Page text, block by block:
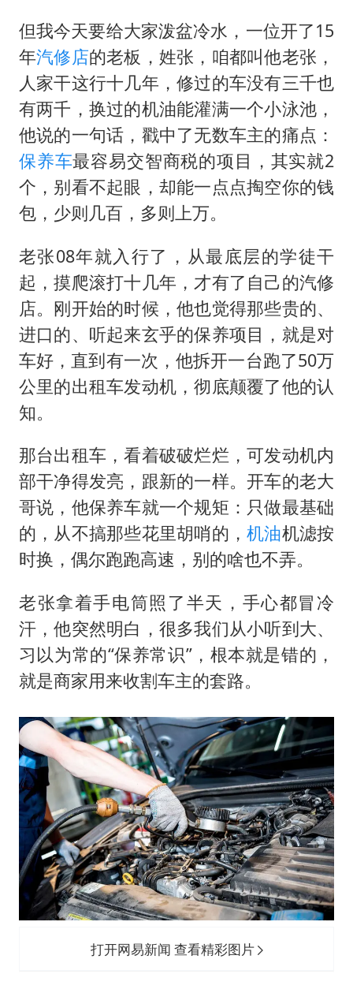
夯实基础开新局
但我今天要给大家泼盆冷水，一位开了15
年汽修店的老板，姓张，咱都叫他老张，
人家干这行十几年，修过的车没有三千也
有两千，换过的机油能灌满一个小泳池，
他说的一句话，戳中了无数车主的痛点：
保养车最容易交智商税的项目，其实就2
个，别看不起眼，却能一点点掏空你的钱
包，少则几百，多则上万。
老张08年就入行了，从最底层的学徒干
起，摸爬滚打十几年，才有了自己的汽修
店。刚开始的时候，他也觉得那些贵的、
进口的、听起来玄乎的保养项目，就是对
车好，直到有一次，他拆开一台跑了50万
公里的出租车发动机，彻底颠覆了他的认
知。
那台出租车，看着破破烂烂，可发动机内
部干净得发亮，跟新的一样。开车的老大
哥说，他保养车就一个规矩：只做最基础
的，从不搞那些花里胡哨的，机油机滤按
时换，偶尔跑跑高速，别的啥也不弄。
老张拿着手电筒照了半天，手心都冒冷
汗，他突然明白，很多我们从小听到大、
习以为常的“保养常识”，根本就是错的，
就是商家用来收割车主的套路。
打开网易新闻 查看精彩图片